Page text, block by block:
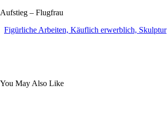
Aufstieg – Flugfrau
Figürliche Arbeiten, Käuflich erwerblich, Skulptur
You May Also Like